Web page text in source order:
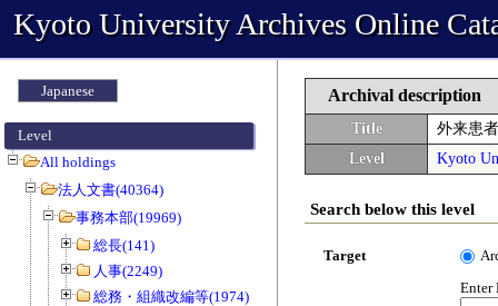
Kyoto University Archives Online
Japanese
Level
All holdings
法人文書(40364)
事務本部(19969)
総長(141)
人事(2249)
総務・組織改編等(1974)
Archival description
Title
外来患者
Level
Kyoto
Search below this level
Target
Enter